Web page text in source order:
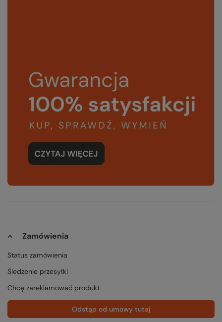
Zamówienia
Status zamówienia
Śledzenie przesyłki
Chcę zareklamować produkt
Odstąp od umowy tutaj